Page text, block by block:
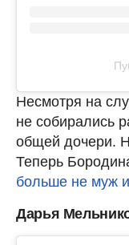
Несмотря на
не собирались
общей дочери.
Теперь
больше не муж
Дарья